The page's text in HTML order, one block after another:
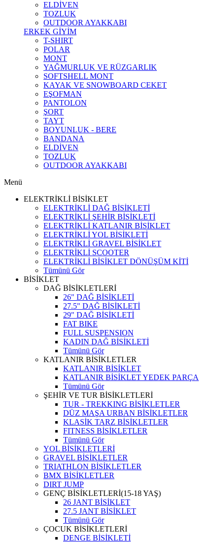
ELDİVEN
TOZLUK
OUTDOOR AYAKKABI
ERKEK GİYİM
T-SHIRT
POLAR
MONT
YAĞMURLUK VE RÜZGARLIK
SOFTSHELL MONT
KAYAK VE SNOWBOARD CEKET
EŞOFMAN
PANTOLON
ŞORT
TAYT
BOYUNLUK - BERE
BANDANA
ELDİVEN
TOZLUK
OUTDOOR AYAKKABI
Menü
ELEKTRİKLİ BİSİKLET
ELEKTRİKLİ DAĞ BİSİKLETİ
ELEKTRİKLİ ŞEHİR BİSİKLETİ
ELEKTRİKLİ KATLANIR BİSİKLET
ELEKTRİKLİ YOL BİSİKLETİ
ELEKTRİKLİ GRAVEL BİSİKLET
ELEKTRİKLİ SCOOTER
ELEKTRİKLİ BİSİKLET DÖNÜŞÜM KİTİ
Tümünü Gör
BİSİKLET
DAĞ BİSİKLETLERİ
26" DAĞ BİSİKLETİ
27.5" DAĞ BİSİKLETİ
29" DAĞ BİSİKLETİ
FAT BIKE
FULL SUSPENSION
KADIN DAĞ BİSİKLETİ
Tümünü Gör
KATLANIR BİSİKLETLER
KATLANIR BİSİKLET
KATLANIR BİSİKLET YEDEK PARÇA
Tümünü Gör
ŞEHİR VE TUR BİSİKLETLERİ
TUR - TREKKING BİSİKLETLER
DÜZ MAŞA URBAN BİSİKLETLER
KLASİK TARZ BİSİKLETLER
FITNESS BİSİKLETLER
Tümünü Gör
YOL BİSİKLETLERİ
GRAVEL BİSİKLETLER
TRIATHLON BİSİKLETLER
BMX BİSİKLETLER
DIRT JUMP
GENÇ BİSİKLETLERİ(15-18 YAŞ)
26 JANT BİSİKLET
27.5 JANT BİSİKLET
Tümünü Gör
ÇOCUK BİSİKLETLERİ
DENGE BİSİKLETİ